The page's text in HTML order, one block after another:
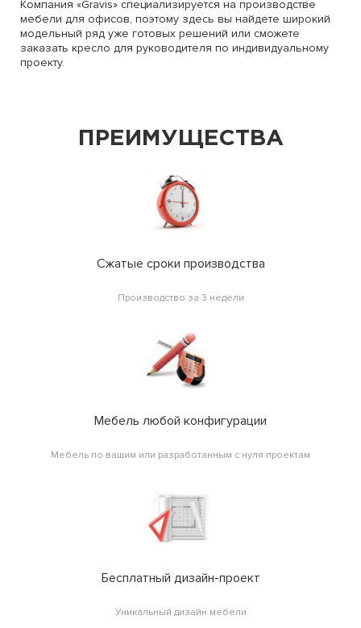
Компания «Gravis» специализируется на производстве
мебели для офисов, поэтому здесь вы найдете широкий
модельный ряд уже готовых решений или сможете
заказать кресло для руководителя по индивидуальному
проекту.
ПРЕИМУЩЕСТВА
Сжатые сроки производства
Производство за 3 недели
Мебель любой конфигурации
Мебель по вашим или разработанным с нуля проектам
Бесплатный дизайн-проект
Уникальный дизайн мебели